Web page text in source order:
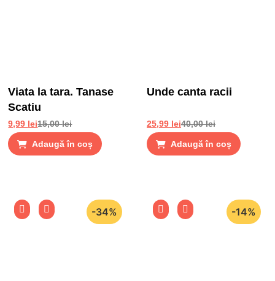
Viata la tara. Tanase
Scatiu
15,00lei
9,99 lei
Adaugă în coș
Unde canta racii
40,00lei
25,99 lei
Adaugă în coș
-34% -14%